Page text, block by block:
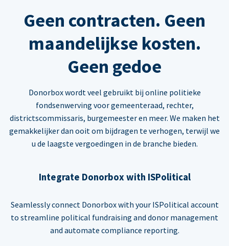
Geen contracten. Geen
maandelijkse kosten.
Geen gedoe
Donorbox wordt veel gebruikt bij online politieke
fondsenwerving voor gemeenteraad, rechter,
districtscommissaris, burgemeester en meer. We maken het
gemakkelijker dan ooit om bijdragen te verhogen, terwijl we
u de laagste vergoedingen in de branche bieden.
Integrate Donorbox with ISPolitical
Seamlessly connect Donorbox with your ISPolitical account
to streamline political fundraising and donor management
and automate compliance reporting.